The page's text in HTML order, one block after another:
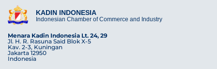
KADIN INDONESIA
Indonesian Chamber of Commerce and Industry
Menara Kadin Indonesia Lt. 24, 29
Jl. H. R. Rasuna Said Blok X-5
Kav. 2-3, Kuningan
Jakarta 12950
Indonesia